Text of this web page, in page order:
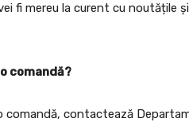
fi mereu la curent cu noutățile
comandă?
comandă, contactează